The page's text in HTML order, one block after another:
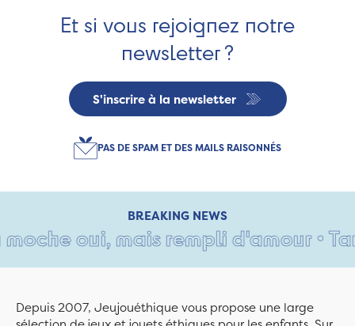
Et si vous rejoignez notre
newsletter ?
S'inscrire à la newsletter
PAS DE SPAM ET DES MAILS RAISONNÉS
BREAKING NEWS
oui, mais rempli d'amour •
Depuis 2007, Jeujouéthique vous propose une large